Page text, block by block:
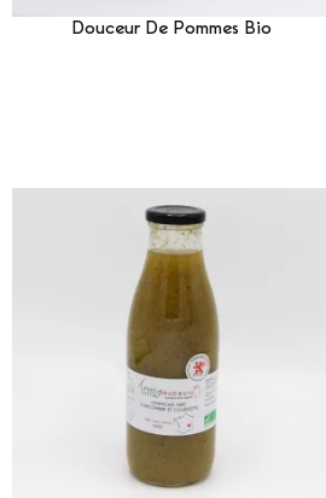
Douceur De Pommes Bio